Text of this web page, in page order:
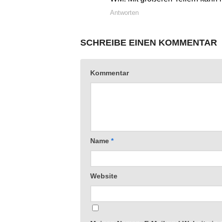
Antworten
SCHREIBE EINEN KOMMENTAR
Kommentar
Name *
Website